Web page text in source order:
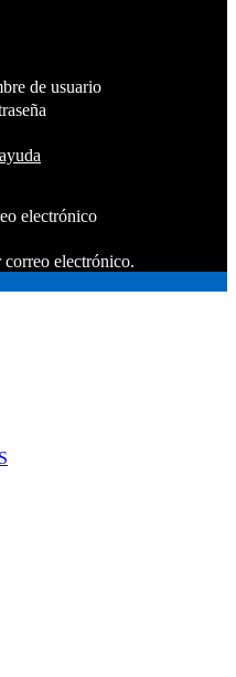
de usuario
electrónico
correo electrónico.